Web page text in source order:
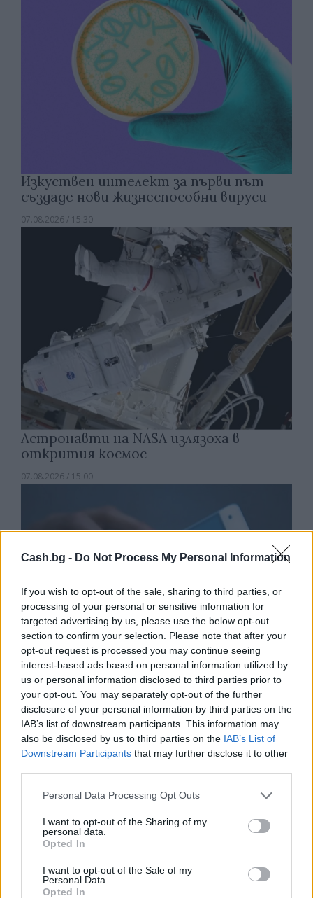
Cash.bg - Do Not Process My Personal Information
If you wish to opt-out of the sale, sharing to third parties, or
processing of your personal or sensitive information for
targeted advertising by us, please use the below opt-out
section to confirm your selection. Please note that after your
opt-out request is processed you may continue seeing
interest-based ads based on personal information utilized by
us or personal information disclosed to third parties prior to
your opt-out. You may separately opt-out of the further
disclosure of your personal information by third parties on the
IAB’s list of downstream participants. This information may
also be disclosed by us to third parties on the IAB’s List of
Downstream Participants that may further disclose it to other
Personal Data Processing Opt Outs
I want to opt-out of the Sharing of my
personal data.
Opted In
I want to opt-out of the Sale of my
Personal Data.
Opted In
Изкуствен интелект за първи път
създаде нови жизнеспособни вируси
07.08.2026 / 15:30
Астронавти на NASA излязоха в
открития космос
07.08.2026 / 15:00
Франция ще забрани рекламните
обаждания без съгласието на
абонатите от 11 август
07.08.2026 / 14:30